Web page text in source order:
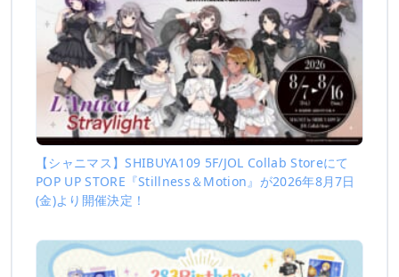
【シャニマス】SHIBUYA109 5F/JOL Collab Storeにて
POP UP STORE『Stillness＆Motion』が2026年8月7日
(金)より開催決定！